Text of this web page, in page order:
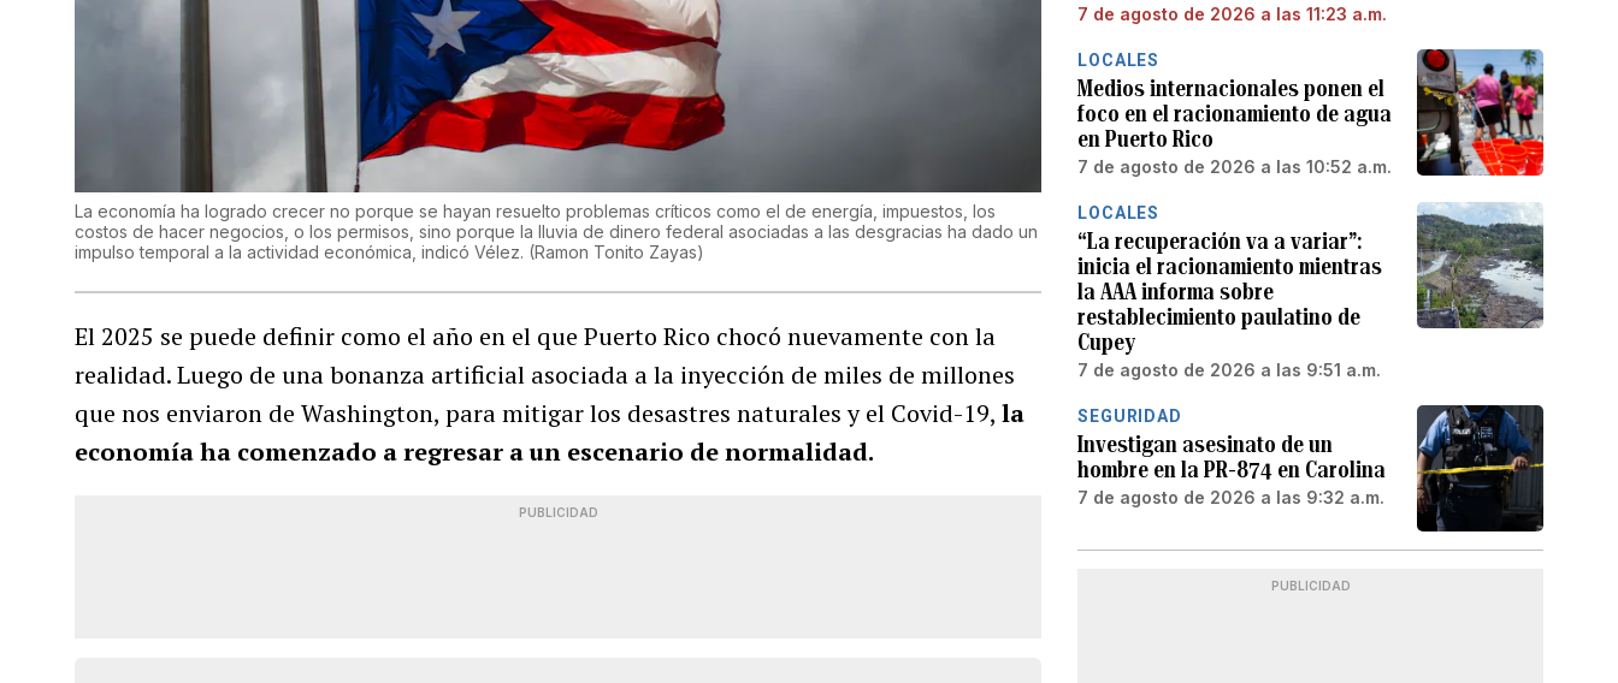
La economía ha logrado crecer no porque se hayan resuelto problemas críticos como el de energía, impuestos, los
costos de hacer negocios, o los permisos, sino porque la lluvia de dinero federal asociadas a las desgracias ha dado un
impulso temporal a la actividad económica, indicó Vélez. (Ramon Tonito Zayas)
El 2025 se puede definir como el año en el que Puerto Rico chocó nuevamente con la
realidad. Luego de una bonanza artificial asociada a la inyección de miles de millones
que nos enviaron de Washington, para mitigar los desastres naturales y el Covid-19,la
economía ha comenzado a regresar a un escenario de normalidad.
PUBLICIDAD
7 de agosto de 2026 a las 11:23 a.m.
LOCALES
Medios internacionales ponen el
foco en el racionamiento de agua
en Puerto Rico
7 de agosto de 2026 a las 10:52 a.m.
LOCALES
“La recuperación va a variar”:
inicia el racionamiento mientras
la AAA informa sobre
restablecimiento paulatino de
Cupey
7 de agosto de 2026 a las 9:51 a.m.
SEGURIDAD
Investigan asesinato de un
hombre en la PR-874 en Carolina
7 de agosto de 2026 a las 9:32 a.m.
PUBLICIDAD